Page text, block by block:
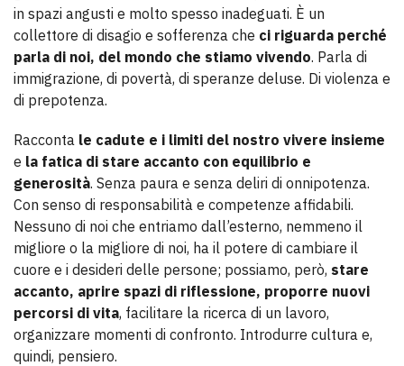
in spazi angusti e molto spesso inadeguati. È un
collettore di disagio e sofferenza che ci riguarda perché
parla di noi, del mondo che stiamo vivendo. Parla di
immigrazione, di povertà, di speranze deluse. Di violenza e
di prepotenza.
Racconta le cadute e i limiti del nostro vivere insieme
e la fatica di stare accanto con equilibrio e
generosità. Senza paura e senza deliri di onnipotenza.
Con senso di responsabilità e competenze affidabili.
Nessuno di noi che entriamo dall’esterno, nemmeno il
migliore o la migliore di noi, ha il potere di cambiare il
cuore e i desideri delle persone; possiamo, però, stare
accanto, aprire spazi di riflessione, proporre nuovi
percorsi di vita, facilitare la ricerca di un lavoro,
organizzare momenti di confronto. Introdurre cultura e,
quindi, pensiero.